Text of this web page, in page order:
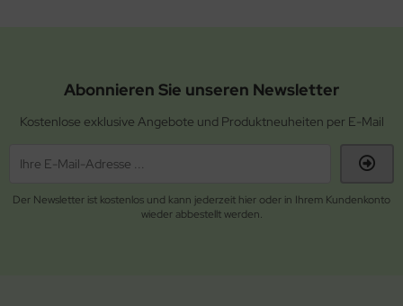
Abonnieren Sie unseren Newsletter
Kostenlose exklusive Angebote und Produktneuheiten per E-Mail
Der Newsletter ist kostenlos und kann jederzeit hier oder in Ihrem Kundenkonto
wieder abbestellt werden.